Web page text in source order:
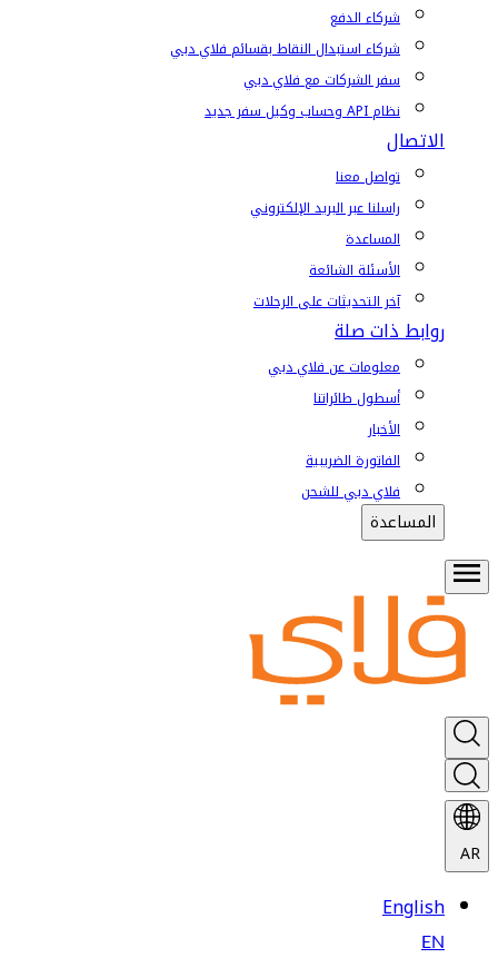
شركاء الدفع
شركاء استبدال النقاط بقسائم فلاي دبي
سفر الشركات مع فلاي دبي
نظام API وحساب وكيل سفر جديد
الاتصال
تواصل معنا
راسلنا عبر البريد الإلكتروني
المساعدة
الأسئلة الشائعة
آخر التحديثات على الرحلات
روابط ذات صلة
معلومات عن فلاي دبي
أسطول طائراتنا
الأخبار
الفاتورة الضريبية
فلاي دبي للشحن
المساعدة
AR
English
EN